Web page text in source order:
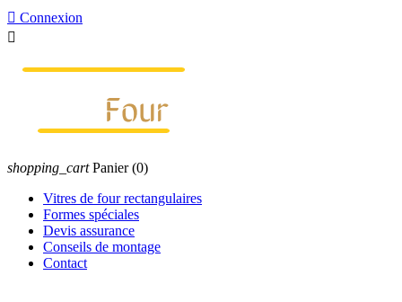
 Connexion

shopping_cart Panier (0)
Vitres de four rectangulaires
Formes spéciales
Devis assurance
Conseils de montage
Contact